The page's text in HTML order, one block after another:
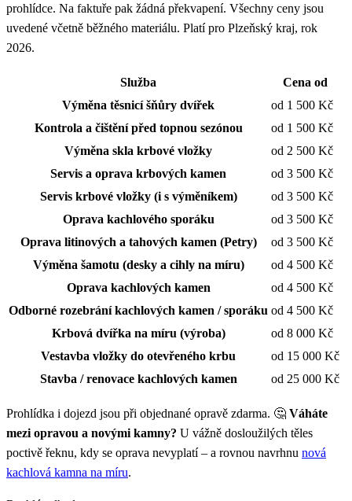
prohlídce. Na faktuře pak žádná překvapení. Všechny ceny jsou
uvedené včetně běžného materiálu. Platí pro Plzeňský kraj, rok
2026.
Služba
Cena od
Výměna těsnicí šňůry dvířek
od 1 500 Kč
Kontrola a čištění před topnou sezónou
od 1 500 Kč
Výměna skla krbové vložky
od 2 500 Kč
Servis a oprava krbových kamen
od 3 500 Kč
Servis krbové vložky (i s výměníkem)
od 3 500 Kč
Oprava kachlového sporáku
od 3 500 Kč
Oprava litinových a tahových kamen (Petry)
od 3 500 Kč
Výměna šamotu (desky a cihly na míru)
od 4 500 Kč
Oprava kachlových kamen
od 4 500 Kč
Odborné rozebrání kachlových kamen / sporáku od 4 500 Kč
Krbová dvířka na míru (výroba)
od 8 000 Kč
Vestavba vložky do otevřeného krbu
od 15 000 Kč
Stavba / renovace kachlových kamen
od 25 000 Kč
Prohlídka i dojezd jsou při objednané opravě zdarma. 🤔 Váháte
mezi opravou a novými kamny? U vážně dosloužilých těles
poctivě řeknu, kdy se oprava nevyplatí – a rovnou navrhnu nová
kachlová kamna na míru.